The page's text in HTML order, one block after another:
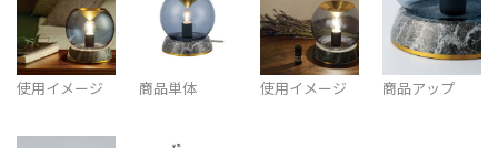
使用イメージ 商品単体 使用イメージ 商品アップ